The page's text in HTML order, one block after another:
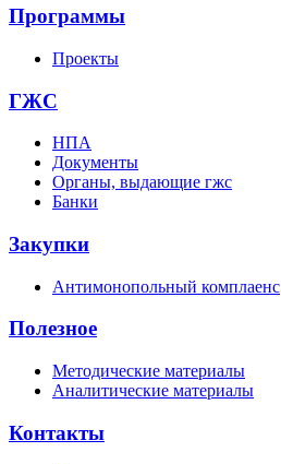
Программы
Проекты
ГЖС
НПА
Документы
Органы, выдающие гжс
Банки
Закупки
Антимонопольный комплаенс
Полезное
Методические материалы
Аналитические материалы
Контакты